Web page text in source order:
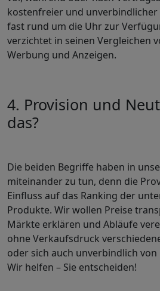
kostenfreier und unverbindlicher
fast rund um die Uhr zur
verzichtet in seinen Vergleichen
Werbung und Anzeigen.
4. Provision und
das?
Die beiden Begriffe haben in
miteinander zu tun, denn die
Einfluss auf das Ranking der
Produkte. Wir wollen Preise
Märkte erklären und Abläufe
ohne Verkaufsdruck
oder sich auch unverbindlich
Wir helfen – Sie entscheiden!